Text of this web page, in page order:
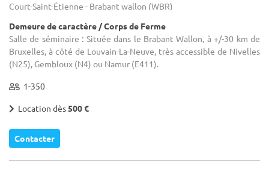
Court-Saint-Étienne - Brabant wallon (WBR)
Demeure de caractère / Corps de Ferme
Salle de séminaire : Située dans le Brabant Wallon, à +/-30 km de
Bruxelles, à côté de Louvain-La-Neuve, très accessible de Nivelles
(N25), Gembloux (N4) ou Namur (E411).
1-350
Location dès500 €
Contacter